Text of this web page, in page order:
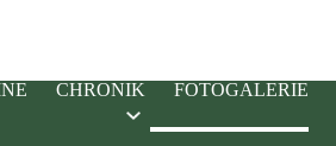
CHRONIK FOTOGALERIE